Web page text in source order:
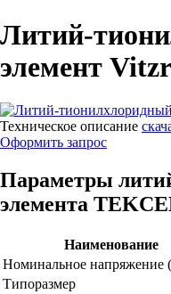
Литий-
элемент
Техническое описание
Оформить запрос
Параметры
элемента
Наименование
Номинальное напряжение
Типоразмер